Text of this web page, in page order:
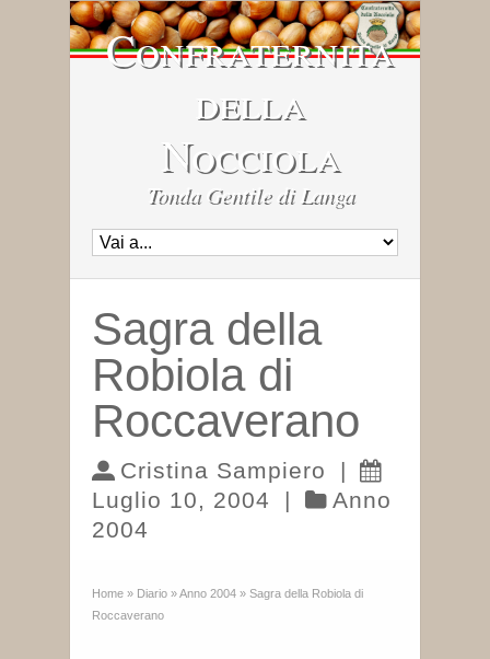
Confraternita
della
Nocciola
Tonda Gentile di Langa
Sagra della
Robiola di
Roccaverano
Cristina Sampiero
|
Luglio 10, 2004
|
Anno
2004
Home » Diario »Anno 2004 » Sagra della Robiola di
Roccaverano